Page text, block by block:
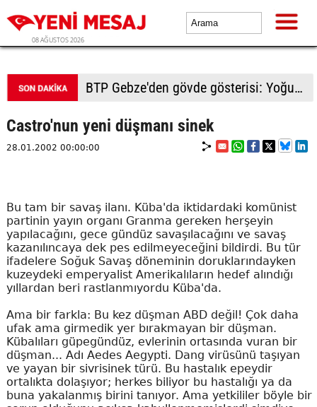
08 AĞUSTOS 2026
BTP Gebze'den gövde gösterisi: Yoğun katılımla yeni üyeler rozetlerini taktı
Castro'nun yeni düşmanı sinek
28.01.2002 00:00:00
Bu tam bir savaş ilanı. Küba'da iktidardaki komünist
partinin yayın organı Granma gereken herşeyin
yapılacağını, gece gündüz savaşılacağını ve savaş
kazanılıncaya dek pes edilmeyeceğini bildirdi. Bu tür
ifadelere Soğuk Savaş döneminin doruklarındayken
kuzeydeki emperyalist Amerikalıların hedef alındığı
yıllardan beri rastlanmıyordu Küba'da.
Ama bir farkla: Bu kez düşman ABD değil! Çok daha
ufak ama girmedik yer bırakmayan bir düşman.
Kübalıları güpegündüz, evlerinin ortasında vuran bir
düşman... Adı Aedes Aegypti. Dang virüsünü taşıyan
ve yayan bir sivrisinek türü. Bu hastalık epeydir
ortalıkta dolaşıyor; herkes biliyor bu hastalığı ya da
buna yakalanmış birini tanıyor. Ama yetkililer böyle bir